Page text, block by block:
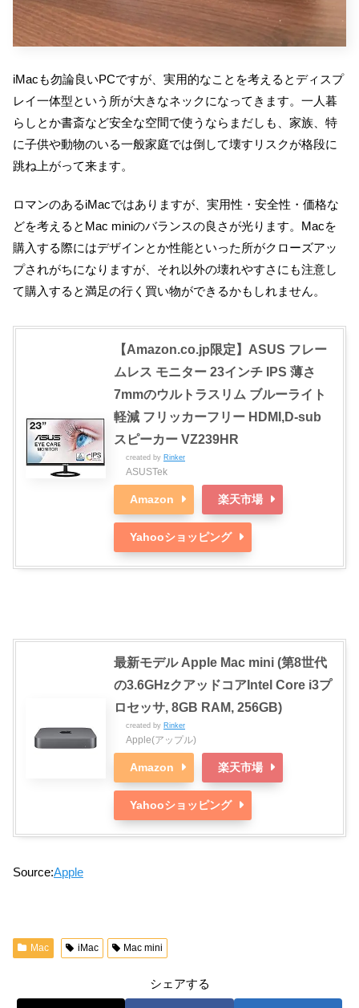
iMacも勿論良いPCですが、実用的なことを考えるとディスプ
レイ一体型という所が大きなネックになってきます。一人暮
らしとか書斎など安全な空間で使うならまだしも、家族、特
に子供や動物のいる一般家庭では倒して壊すリスクが格段に
跳ね上がって来ます。
ロマンのあるiMacではありますが、実用性・安全性・価格な
どを考えるとMac miniのバランスの良さが光ります。Macを
購入する際にはデザインとか性能といった所がクローズアッ
プされがちになりますが、それ以外の壊れやすさにも注意し
て購入すると満足の行く買い物ができるかもしれません。
【Amazon.co.jp限定】ASUS フレー
ムレス モニター 23インチ IPS 薄さ
7mmのウルトラスリム ブルーライト
軽減 フリッカーフリー HDMI,D-sub
スピーカー VZ239HR
created by Rinker
ASUSTek
Amazon 楽天市場
Yahooショッピング
最新モデル Apple Mac mini (第8世代
の3.6GHzクアッドコアIntel Core i3プ
ロセッサ, 8GB RAM, 256GB)
created by Rinker
Apple(アップル)
Amazon 楽天市場
Yahooショッピング
Source:Apple
Mac iMac Mac mini
シェアする